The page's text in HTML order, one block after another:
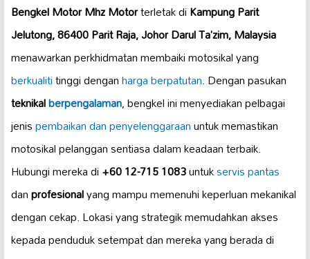
Bengkel Motor Mhz Motorterletak diKampung Parit
Jelutong, 86400 Parit Raja, Johor Darul Ta’zim, Malaysia
menawarkan perkhidmatan membaiki motosikal yang
berkualititinggi denganharga berpatutan. Dengan pasukan
teknikalberpengalaman, bengkel ini menyediakan pelbagai
jenispembaikan dan penyelenggaraanuntuk memastikan
motosikal pelanggan sentiasa dalam keadaan terbaik.
Hubungi mereka di+60 12-715 1083untukservis pantas
danprofesionalyang mampu memenuhi keperluan mekanikal
dengan cekap. Lokasi yang strategik memudahkan akses
kepada penduduk setempat dan mereka yang berada di